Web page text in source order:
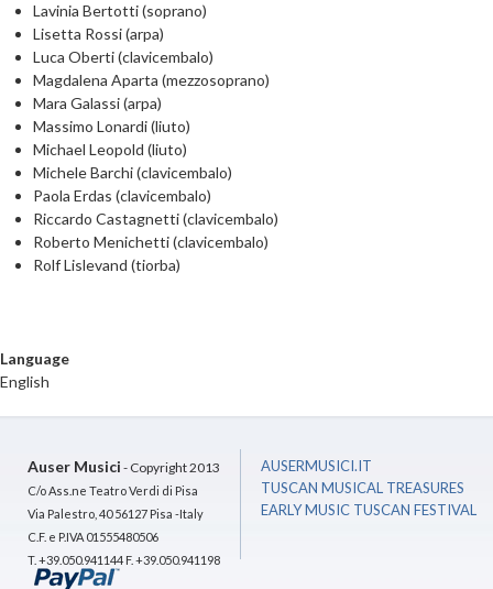
Lavinia Bertotti (soprano)
Lisetta Rossi (arpa)
Luca Oberti (clavicembalo)
Magdalena Aparta (mezzosoprano)
Mara Galassi (arpa)
Massimo Lonardi (liuto)
Michael Leopold (liuto)
Michele Barchi (clavicembalo)
Paola Erdas (clavicembalo)
Riccardo Castagnetti (clavicembalo)
Roberto Menichetti (clavicembalo)
Rolf Lislevand (tiorba)
Language
English
Auser Musici - Copyright 2013
C/o Ass.ne Teatro Verdi di Pisa
Via Palestro, 40 56127 Pisa -Italy
C.F. e P.IVA 01555480506
T. +39.050.941144 F. +39.050.941198
AUSERMUSICI.IT
TUSCAN MUSICAL TREASURES
EARLY MUSIC TUSCAN FESTIVAL